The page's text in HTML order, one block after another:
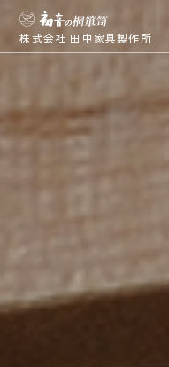
株式会社 田中家具製作所